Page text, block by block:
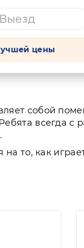
цены
собой
всегда
на то, как